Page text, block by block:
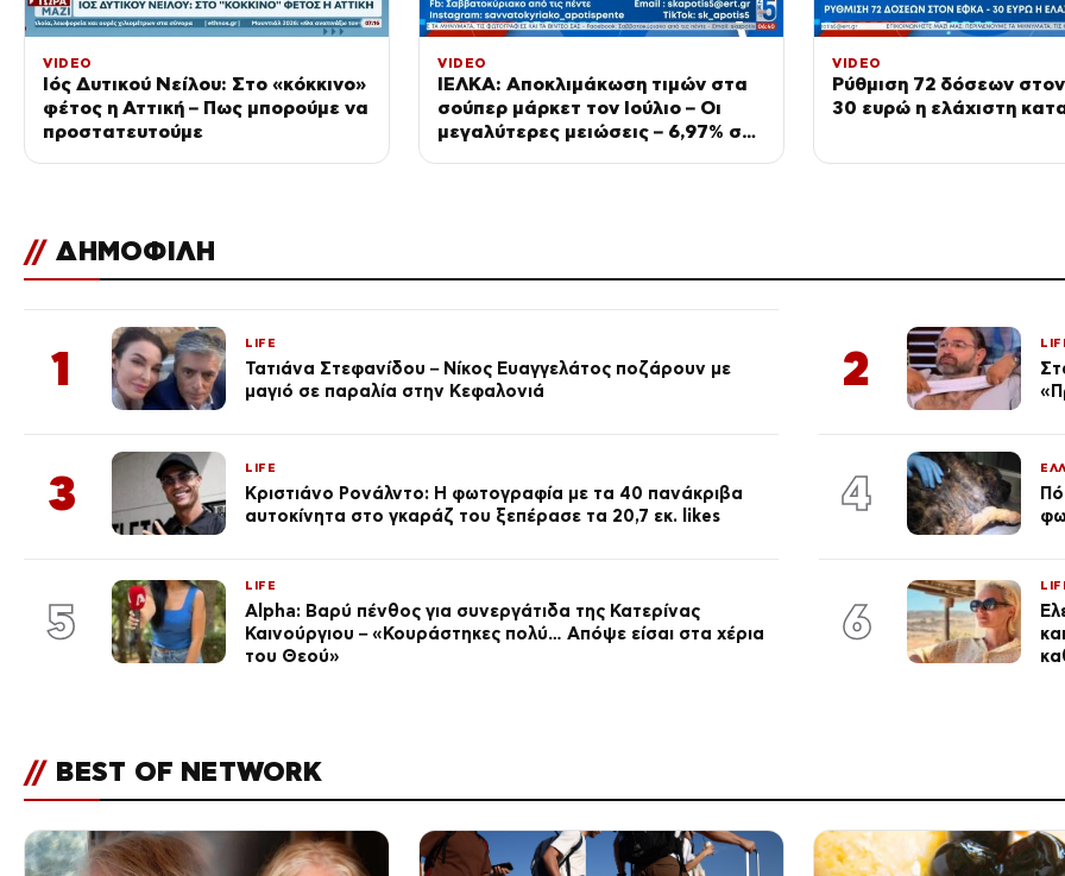
VIDEO
Ιός Δυτικού Νείλου: Στο «κόκκινο»
φέτος η Αττική – Πως μπορούμε να
προστατευτούμε
VIDEO
ΙΕΛΚΑ: Αποκλιμάκωση τιμών στα
σούπερ μάρκετ τον Ιούλιο – Οι
μεγαλύτερες μειώσεις – 6,97% σε
VIDEO
Ρύθμιση 72 δόσεων
30 ευρώ η ελάχιστη
// ΔΗΜΟΦΙΛΗ
1 LIFE
Τατιάνα Στεφανίδου – Νίκος Ευαγγελάτος ποζάρουν με
μαγιό σε παραλία στην Κεφαλονιά
2
3 LIFE
Κριστιάνο Ρονάλντο: Η φωτογραφία με τα 40 πανάκριβα
αυτοκίνητα στο γκαράζ του ξεπέρασε τα 20,7 εκ. likes
4
5
LIFE
Alpha: Βαρύ πένθος για συνεργάτιδα της Κατερίνας
Καινούργιου – «Κουράστηκες πολύ… Απόψε είσαι στα χέρια
του Θεού»
6
// BEST OF NETWORK